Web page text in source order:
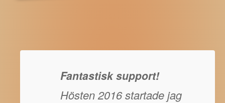
Fantastisk support!
Hösten 2016 startade jag